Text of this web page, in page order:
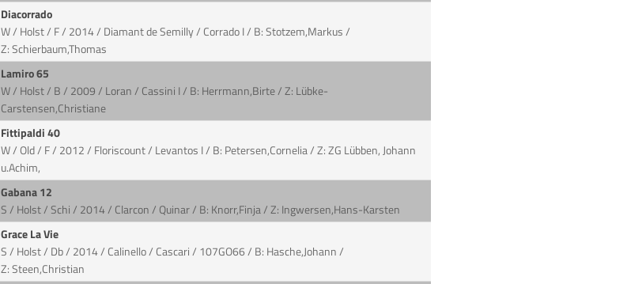
Diacorrado
W / Holst / F / 2014 / Diamant de Semilly / Corrado I / B: Stotzem,Markus /
Z: Schierbaum,Thomas
Lamiro 65
W / Holst / B / 2009 / Loran / Cassini I / B: Herrmann,Birte / Z: Lübke-
Carstensen,Christiane
Fittipaldi 40
W / Old / F / 2012 / Floriscount / Levantos I / B: Petersen,Cornelia / Z: ZG Lübben, Johann
u.Achim,
Gabana 12
S / Holst / Schi / 2014 / Clarcon / Quinar / B: Knorr,Finja / Z: Ingwersen,Hans-Karsten
Grace La Vie
S / Holst / Db / 2014 / Calinello / Cascari / 107GO66 / B: Hasche,Johann /
Z: Steen,Christian